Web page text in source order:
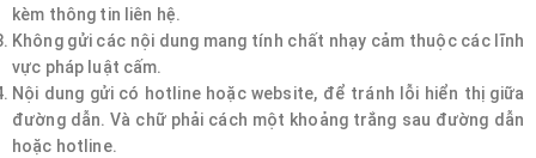
kèm thông tin liên hệ.
Không gửi các nội dung mang tính chất nhạy cảm thuộc các lĩnh
vực pháp luật cấm.
Nội dung gửi có hotline hoặc website, để tránh lỗi hiển thị giữa
đường dẫn. Và chữ phải cách một khoảng trắng sau đường dẫn
hoặc hotline.